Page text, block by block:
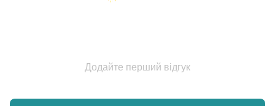
Додайте перший відгук